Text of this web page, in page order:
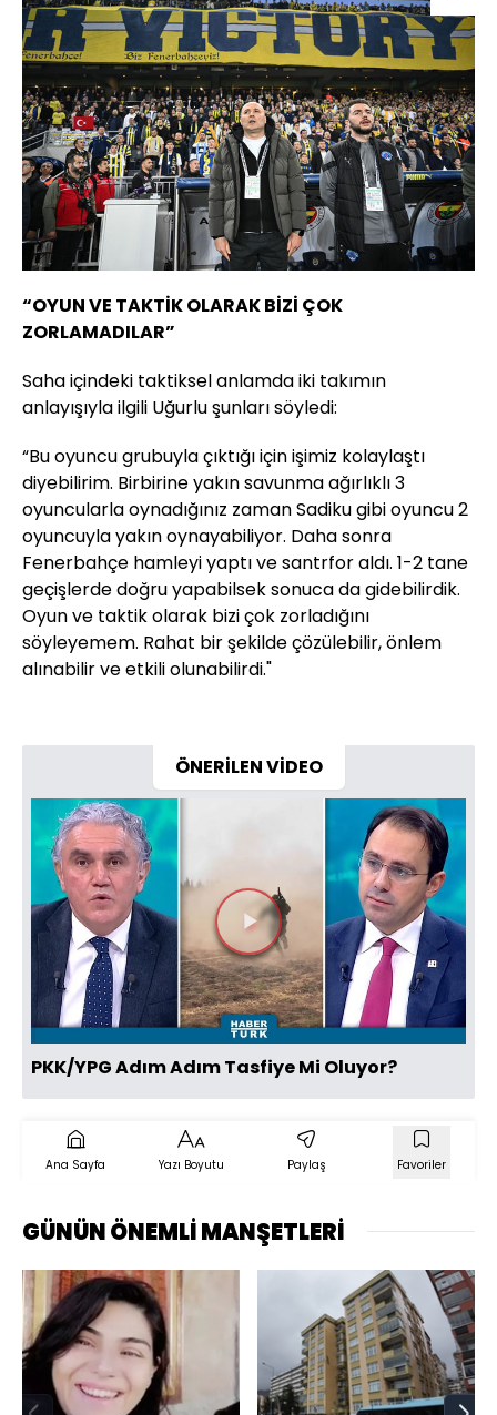
“OYUN VE TAKTİK OLARAK BİZİ ÇOK
ZORLAMADILAR”
Saha içindeki taktiksel anlamda iki takımın
anlayışıyla ilgili Uğurlu şunları söyledi:
“Bu oyuncu grubuyla çıktığı için işimiz kolaylaştı
diyebilirim. Birbirine yakın savunma ağırlıklı 3
oyuncularla oynadığınız zaman Sadiku gibi oyuncu 2
oyuncuyla yakın oynayabiliyor. Daha sonra
Fenerbahçe hamleyi yaptı ve santrfor aldı. 1-2 tane
geçişlerde doğru yapabilsek sonuca da gidebilirdik.
Oyun ve taktik olarak bizi çok zorladığını
söyleyemem. Rahat bir şekilde çözülebilir, önlem
alınabilir ve etkili olunabilirdi."
ÖNERİLEN VİDEO
Videoyu
Oynat
PKK/YPG Adım Adım Tasfiye Mi Oluyor?
Ana Sayfa Yazı Boyutu Paylaş Favoriler
GÜNÜN ÖNEMLİ MANŞETLERİ